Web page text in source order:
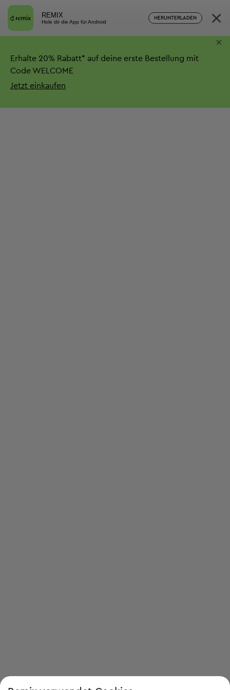
REMIX
Hole dir die App für Android
HERUNTERLADEN ×
Erhalte 20% Rabatt* auf deine erste Bestellung mit
Code WELCOME
Jetzt einkaufen
×